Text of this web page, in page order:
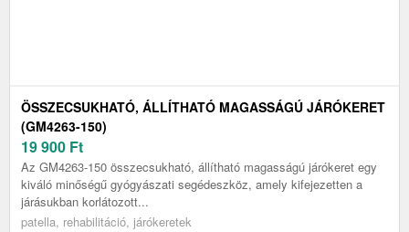
ÖSSZECSUKHATÓ, ÁLLÍTHATÓ MAGASSÁGÚ JÁRÓKERET
(GM4263-150)
19 900 Ft
Az GM4263-150 összecsukható, állítható magasságú járókeret egy
kiváló minőségű gyógyászati segédeszköz, amely kifejezetten a
járásukban korlátozott...
patella, rehabilitáció, járókeretek